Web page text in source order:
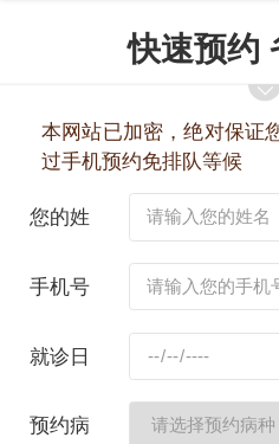
快速预约
本网站已加密，绝对保证
过手机预约免排队等候
您的姓
手机号
就诊日
预约病